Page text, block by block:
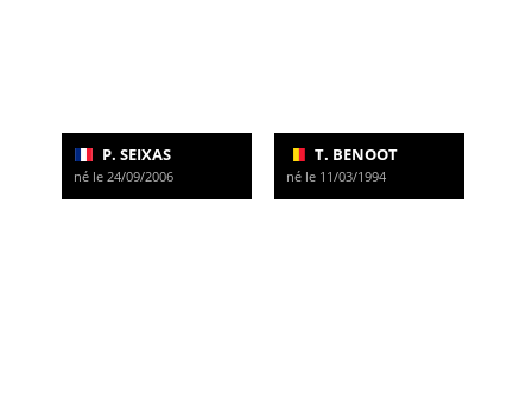
P. SEIXAS
né le 24/09/2006
T. BENOOT
né le 11/03/1994